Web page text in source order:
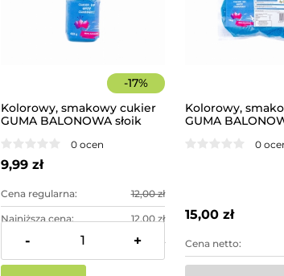
-17%
Kolorowy, smakowy cukier
GUMA BALONOWA słoik
0 ocen
9,99 zł
Cena regularna: 12,00 zł
Najniższa cena: 12,00 zł
Cena netto: 9,25 zł
- +
Kolorowy,
GUMA
0
15,00 zł
Cena netto: